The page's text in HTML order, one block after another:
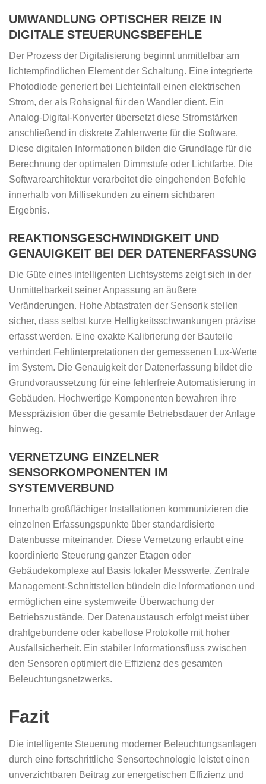
UMWANDLUNG OPTISCHER REIZE IN
DIGITALE STEUERUNGSBEFEHLE
Der Prozess der Digitalisierung beginnt unmittelbar am
lichtempfindlichen Element der Schaltung. Eine integrierte
Photodiode generiert bei Lichteinfall einen elektrischen
Strom, der als Rohsignal für den Wandler dient. Ein
Analog-Digital-Konverter übersetzt diese Stromstärken
anschließend in diskrete Zahlenwerte für die Software.
Diese digitalen Informationen bilden die Grundlage für die
Berechnung der optimalen Dimmstufe oder Lichtfarbe. Die
Softwarearchitektur verarbeitet die eingehenden Befehle
innerhalb von Millisekunden zu einem sichtbaren
Ergebnis.
REAKTIONSGESCHWINDIGKEIT UND
GENAUIGKEIT BEI DER DATENERFASSUNG
Die Güte eines intelligenten Lichtsystems zeigt sich in der
Unmittelbarkeit seiner Anpassung an äußere
Veränderungen. Hohe Abtastraten der Sensorik stellen
sicher, dass selbst kurze Helligkeitsschwankungen präzise
erfasst werden. Eine exakte Kalibrierung der Bauteile
verhindert Fehlinterpretationen der gemessenen Lux-Werte
im System. Die Genauigkeit der Datenerfassung bildet die
Grundvoraussetzung für eine fehlerfreie Automatisierung in
Gebäuden. Hochwertige Komponenten bewahren ihre
Messpräzision über die gesamte Betriebsdauer der Anlage
hinweg.
VERNETZUNG EINZELNER
SENSORKOMPONENTEN IM
SYSTEMVERBUND
Innerhalb großflächiger Installationen kommunizieren die
einzelnen Erfassungspunkte über standardisierte
Datenbusse miteinander. Diese Vernetzung erlaubt eine
koordinierte Steuerung ganzer Etagen oder
Gebäudekomplexe auf Basis lokaler Messwerte. Zentrale
Management-Schnittstellen bündeln die Informationen und
ermöglichen eine systemweite Überwachung der
Betriebszustände. Der Datenaustausch erfolgt meist über
drahtgebundene oder kabellose Protokolle mit hoher
Ausfallsicherheit. Ein stabiler Informationsfluss zwischen
den Sensoren optimiert die Effizienz des gesamten
Beleuchtungsnetzwerks.
Fazit
Die intelligente Steuerung moderner Beleuchtungsanlagen
durch eine fortschrittliche Sensortechnologie leistet einen
unverzichtbaren Beitrag zur energetischen Effizienz und